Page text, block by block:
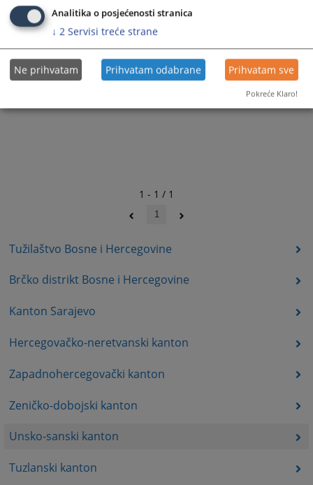
Tužilaštvo Bosne i Hercegovine
Brčko distrikt Bosne i Hercegovine
Kanton Sarajevo
Hercegovačko-neretvanski kanton
Zapadnohercegovački kanton
Zeničko-dobojski kanton
Unsko-sanski kanton
Tuzlanski kanton
1 - 1 / 1
1
Analitika o posjećenosti stranica
↓ 2 Servisi treće strane
Ne prihvatam Prihvatam odabrane Prihvatam sve
Pokreće Klaro!